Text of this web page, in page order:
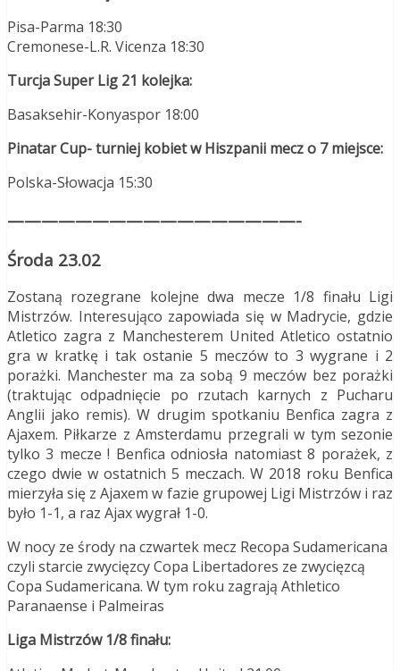
Pisa-Parma 18:30
Cremonese-L.R. Vicenza 18:30
Turcja Super Lig 21 kolejka:
Basaksehir-Konyaspor 18:00
Pinatar Cup- turniej kobiet w Hiszpanii mecz o 7 miejsce:
Polska-Słowacja 15:30
—————————————————-
Środa 23.02
Zostaną rozegrane kolejne dwa mecze 1/8 finału Ligi
Mistrzów. Interesująco zapowiada się w Madrycie, gdzie
Atletico zagra z Manchesterem United Atletico ostatnio
gra w kratkę i tak ostanie 5 meczów to 3 wygrane i 2
porażki. Manchester ma za sobą 9 meczów bez porażki
(traktując odpadnięcie po rzutach karnych z Pucharu
Anglii jako remis). W drugim spotkaniu Benfica zagra z
Ajaxem. Piłkarze z Amsterdamu przegrali w tym sezonie
tylko 3 mecze ! Benfica odniosła natomiast 8 porażek, z
czego dwie w ostatnich 5 meczach. W 2018 roku Benfica
mierzyła się z Ajaxem w fazie grupowej Ligi Mistrzów i raz
było 1-1, a raz Ajax wygrał 1-0.
W nocy ze środy na czwartek mecz Recopa Sudamericana
czyli starcie zwycięzcy Copa Libertadores ze zwycięzcą
Copa Sudamericana. W tym roku zagrają Athletico
Paranaense i Palmeiras
Liga Mistrzów 1/8 finału: